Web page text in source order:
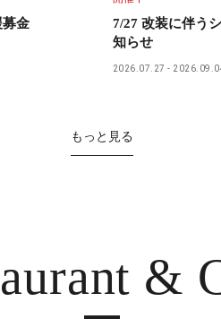
募金
7/27 改装に伴う
知らせ
2026.07.27
もっと見る
&